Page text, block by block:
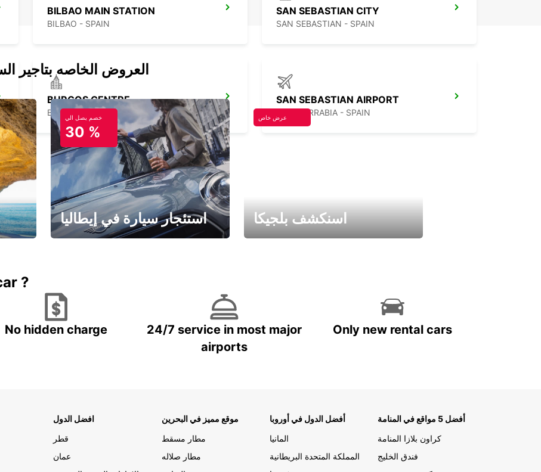
BILBAO MAIN STATION
BILBAO - SPAIN
SAN SEBASTIAN CITY
SAN SEBASTIAN - SPAIN
BURGOS CENTRE
BURGOS - SPAIN
SAN SEBASTIAN AIRPORT
FUENTERRABIA - SPAIN
العروض الخاصه بتاجير
خصم يصل الي
30 %
استئجار سيارة في إيطاليا
عرض خاص
اسنكشف بلجيكا
?
No hidden charge
24/7 service in most major
airports
Only new rental cars
افضل الدول
قطر
عمان
موقع مميز في البحرين
مطار مسقط
مطار صلاله
أفضل الدول في أوروبا
المانيا
المملكة المتحدة البريطانية
أفضل 5 مواقع في المنامة
كراون بلازا المنامة
فندق الخليج